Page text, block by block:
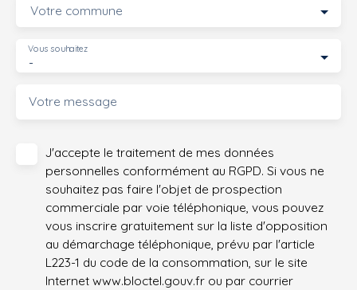
Votre commune
-
Vous souhaitez
Votre message
J'accepte le traitement de mes données
personnelles conformément au RGPD. Si vous ne
souhaitez pas faire l'objet de prospection
commerciale par voie téléphonique, vous pouvez
vous inscrire gratuitement sur la liste d'opposition
au démarchage téléphonique, prévu par l'article
L223-1 du code de la consommation, sur le site
Internet www.bloctel.gouv.fr ou par courrier